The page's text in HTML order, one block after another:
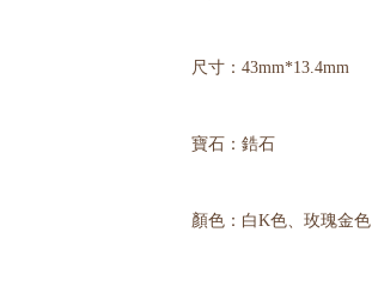
尺寸：43mm*13.4mm
寶石：鋯石
顏色：白K色、玫瑰金色